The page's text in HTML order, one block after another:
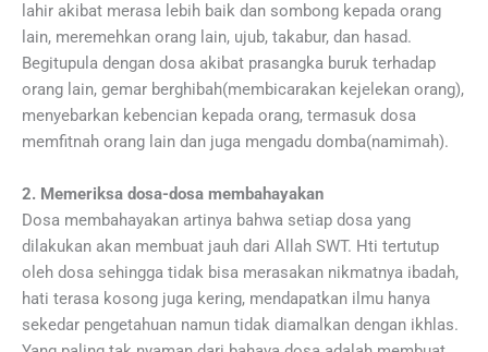
lahir akibat merasa lebih baik dan sombong kepada orang
lain, meremehkan orang lain, ujub, takabur, dan hasad.
Begitupula dengan dosa akibat prasangka buruk terhadap
orang lain, gemar berghibah(membicarakan kejelekan orang),
menyebarkan kebencian kepada orang, termasuk dosa
memfitnah orang lain dan juga mengadu domba(namimah).
2. Memeriksa dosa-dosa membahayakan
Dosa membahayakan artinya bahwa setiap dosa yang
dilakukan akan membuat jauh dari Allah SWT. Hti tertutup
oleh dosa sehingga tidak bisa merasakan nikmatnya ibadah,
hati terasa kosong juga kering, mendapatkan ilmu hanya
sekedar pengetahuan namun tidak diamalkan dengan ikhlas.